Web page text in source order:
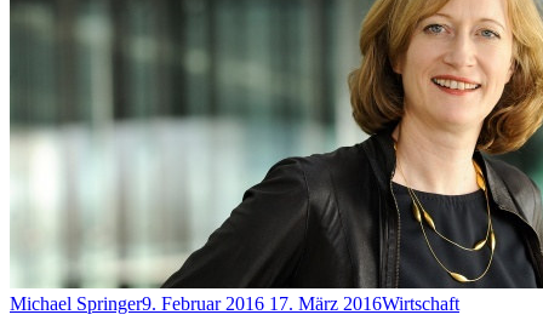
Michael Springer9. Februar 2016 17. März 2016Wirtschaft